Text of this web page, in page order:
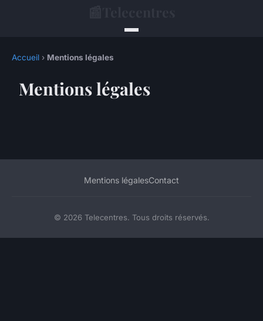
Accueil › Mentions légales
Mentions légales
Mentions légalesContact
© 2026 Telecentres. Tous droits réservés.